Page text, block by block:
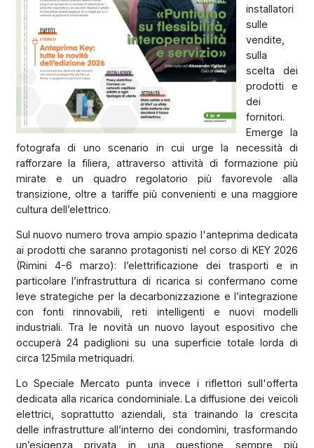
installatori
sulle
vendite,
sulla
scelta dei
prodotti e
dei
fornitori.
Emerge la
fotografa di uno scenario in cui urge la necessità di
rafforzare la filiera, attraverso attività di formazione più
mirate e un quadro regolatorio più favorevole alla
transizione, oltre a tariffe più convenienti e una maggiore
cultura dell’elettrico.
Sul nuovo numero trova ampio spazio l'anteprima dedicata
ai prodotti che saranno protagonisti nel corso di KEY 2026
(Rimini 4-6 marzo): l’elettrificazione dei trasporti e in
particolare l’infrastruttura di ricarica si confermano come
leve strategiche per la decarbonizzazione e l’integrazione
con fonti rinnovabili, reti intelligenti e nuovi modelli
industriali. Tra le novità un nuovo layout espositivo che
occuperà 24 padiglioni su una superficie totale lorda di
circa 125mila metriquadri.
Lo Speciale Mercato punta invece i riflettori sull'offerta
dedicata alla ricarica condominiale. La diffusione dei veicoli
elettrici, soprattutto aziendali, sta trainando la crescita
delle infrastrutture all’interno dei condomìni, trasformando
un’esigenza privata in una questione sempre più